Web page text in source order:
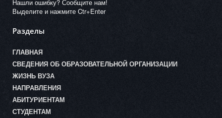
Нашли ошибку? Сообщите нам!
Выделите и нажмите Ctr+Enter
Разделы
ГЛАВНАЯ
СВЕДЕНИЯ ОБ ОБРАЗОВАТЕЛЬНОЙ ОРГАНИЗАЦИИ
ЖИЗНЬ ВУЗА
НАПРАВЛЕНИЯ
АБИТУРИЕНТАМ
СТУДЕНТАМ